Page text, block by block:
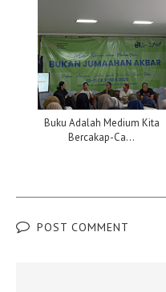
Buku Adalah Medium Kita
Bercakap-Ca...
POST COMMENT